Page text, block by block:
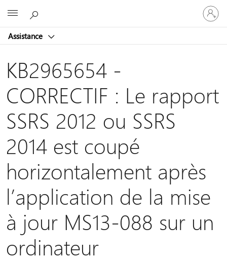
Assistance
vous
à
compte
KB2965654 -
CORRECTIF : Le rapport
SSRS 2012 ou SSRS
2014 est coupé
horizontalement après
l’application de la mise
à jour MS13-088 sur un
ordinateur